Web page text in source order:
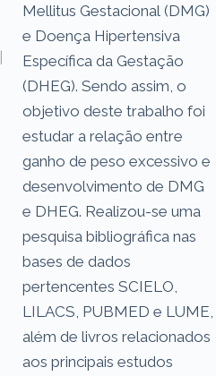
|
Mellitus Gestacional (DMG)
e Doença Hipertensiva
Específica da Gestação
(DHEG). Sendo assim, o
objetivo deste trabalho foi
estudar a relação entre
ganho de peso excessivo e
desenvolvimento de DMG
e DHEG. Realizou-se uma
pesquisa bibliográfica nas
bases de dados
pertencentes SCIELO,
LILACS, PUBMED e LUME,
além de livros relacionados
aos principais estudos